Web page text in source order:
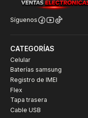
Síguenos
CATEGORÍAS
Celular
Baterías samsung
Registro de IMEI
Flex
Tapa trasera
Cable USB